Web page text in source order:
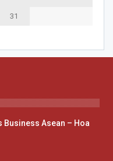
31
Business Asean – Hoa